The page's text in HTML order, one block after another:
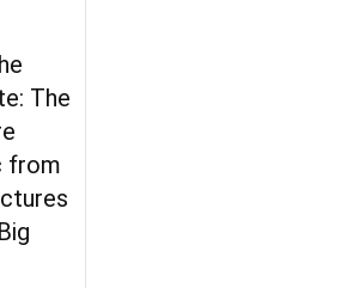
The
from